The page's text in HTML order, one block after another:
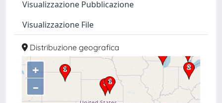
Visualizzazione Pubblicazione
Visualizzazione File
Distribuzione geografica
+
–